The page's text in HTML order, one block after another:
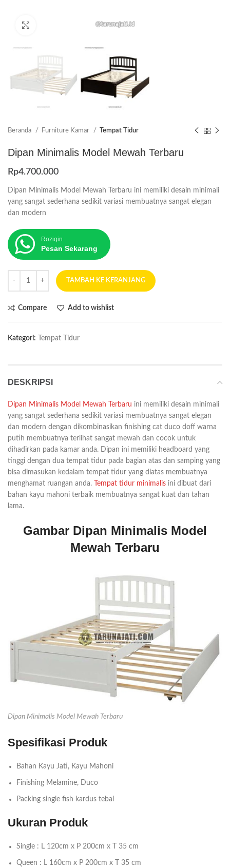
Beranda Furniture Kamar Tempat Tidur
Dipan Minimalis Model Mewah Terbaru
Rp4.700.000
Dipan Minimalis Model Mewah Terbaru ini memiliki desain minimali
yang sangat sederhana sedikit variasi membuatnya sangat elegan
dan modern
Roziqin
Pesan Sekarang
TAMBAH KE KERANJANG
Compare Add to wishlist
Kategori: Tempat Tidur
DESKRIPSI
Dipan Minimalis Model Mewah Terbaru ini memiliki desain minimali
yang sangat sederhana sedikit variasi membuatnya sangat elegan
dan modern dengan dikombinasikan finishing cat duco doff warna
putih membuatnya terlihat sangat mewah dan cocok untuk
dihadirkan pada kamar anda. Dipan ini memiliki headboard yang
tinggi dengan dua tempat tidur pada bagian atas dan samping yang
bisa dimasukan kedalam tempat tidur yang diatas membuatnya
menghamat ruangan anda.
Tempat tidur minimalis ini dibuat dari
bahan kayu mahoni terbaik membuatnya sangat kuat dan tahan
lama.
Gambar Dipan Minimalis Model
Mewah Terbaru
Dipan Minimalis Model Mewah Terbaru
Spesifikasi Produk
Bahan Kayu Jati, Kayu Mahoni
Finishing Melamine, Duco
Packing single fish kardus tebal
Ukuran Produk
Single : L 120cm x P 200cm x T 35 cm
Queen : L 160cm x P 200cm x T 35 cm